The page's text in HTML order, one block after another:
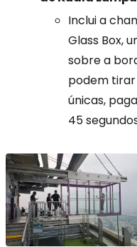
Inclui a
Glass Box,
sobre a
podem
únicas,
45